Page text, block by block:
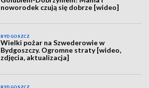
noworodek czują się dobrze [wideo]
BYDGOSZCZ
Wielki pożar na Szwederowie w
Bydgoszczy. Ogromne straty [wideo,
zdjęcia, aktualizacja]
BYDGOSZCZ